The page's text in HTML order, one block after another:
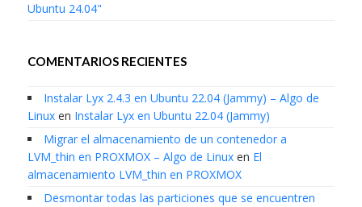
Ubuntu 24.04"
COMENTARIOS RECIENTES
Instalar Lyx 2.4.3 en Ubuntu 22.04 (Jammy) – Algo de
Linuxen Instalar Lyx en Ubuntu 22.04 (Jammy)
Migrar el almacenamiento de un contenedor a
LVM_thin en PROXMOX – Algo de Linuxen El
almacenamiento LVM_thin en PROXMOX
Desmontar todas las particiones que se encuentren